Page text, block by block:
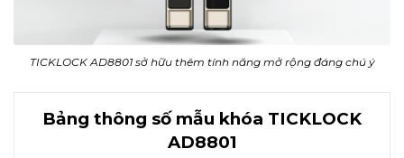
TICKLOCK AD8801 sở hữu thêm tính năng mở rộng đáng chú ý
Bảng thông số mẫu khóa TICKLOCK
AD8801